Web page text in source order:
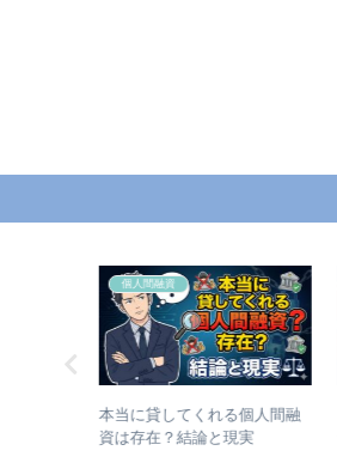
マネーリテラシー
アメリカのお金の種類を完全
解説！紙幣・硬貨の見分け方